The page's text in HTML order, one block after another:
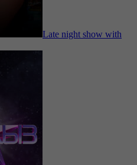
Late night show with